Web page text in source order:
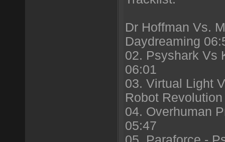
Dr Hoffman Vs.
Daydreaming
02. Psyshark Vs
06:01
03. Virtual Light
Robot
04. Overhuman
05:47